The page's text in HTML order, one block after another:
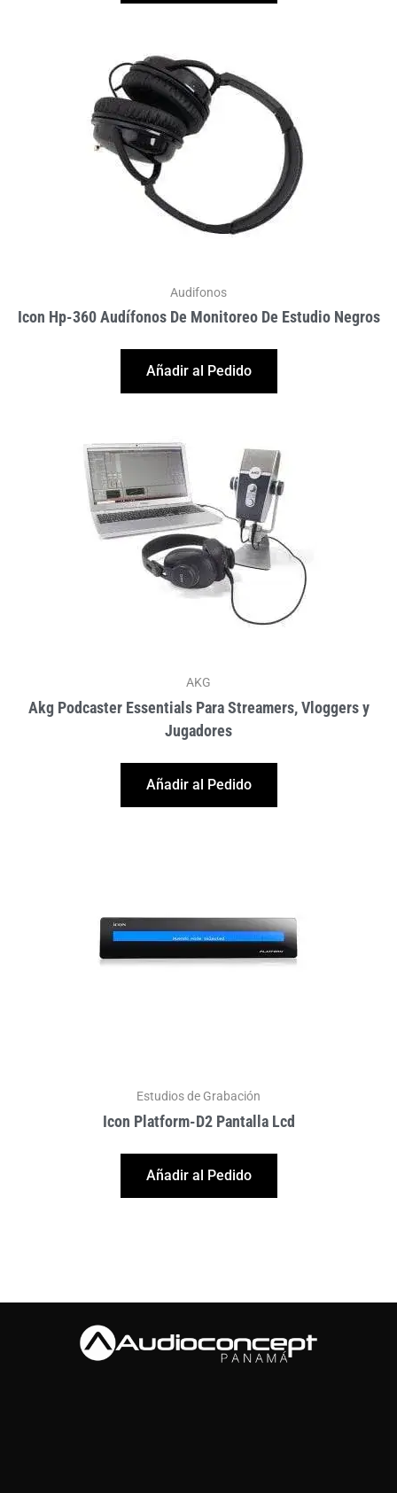
Audifonos
Icon Hp-360 Audífonos De Monitoreo De Estudio Negros
Añadir al Pedido
AKG
Akg Podcaster Essentials Para Streamers, Vloggers y
Jugadores
Añadir al Pedido
Estudios de Grabación
Icon Platform-D2 Pantalla Lcd
Añadir al Pedido